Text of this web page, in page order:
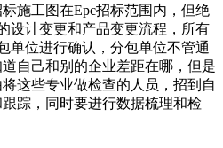
施工图在Epc招标范围内，但绝
设计变更和产品变更流程，所有
单位进行确认，分包单位不管通
自己和别的企业差距在哪，但是
这些专业做检查的人员，招到自
踪，同时要进行数据梳理和检